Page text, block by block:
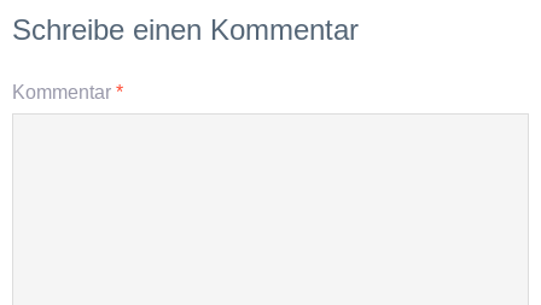
Schreibe einen Kommentar
Kommentar *